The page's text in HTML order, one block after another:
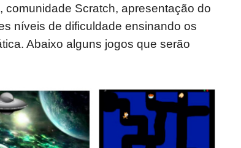
comunidade Scratch, apresentação do
níveis de dificuldade ensinando os
Abaixo alguns jogos que serão